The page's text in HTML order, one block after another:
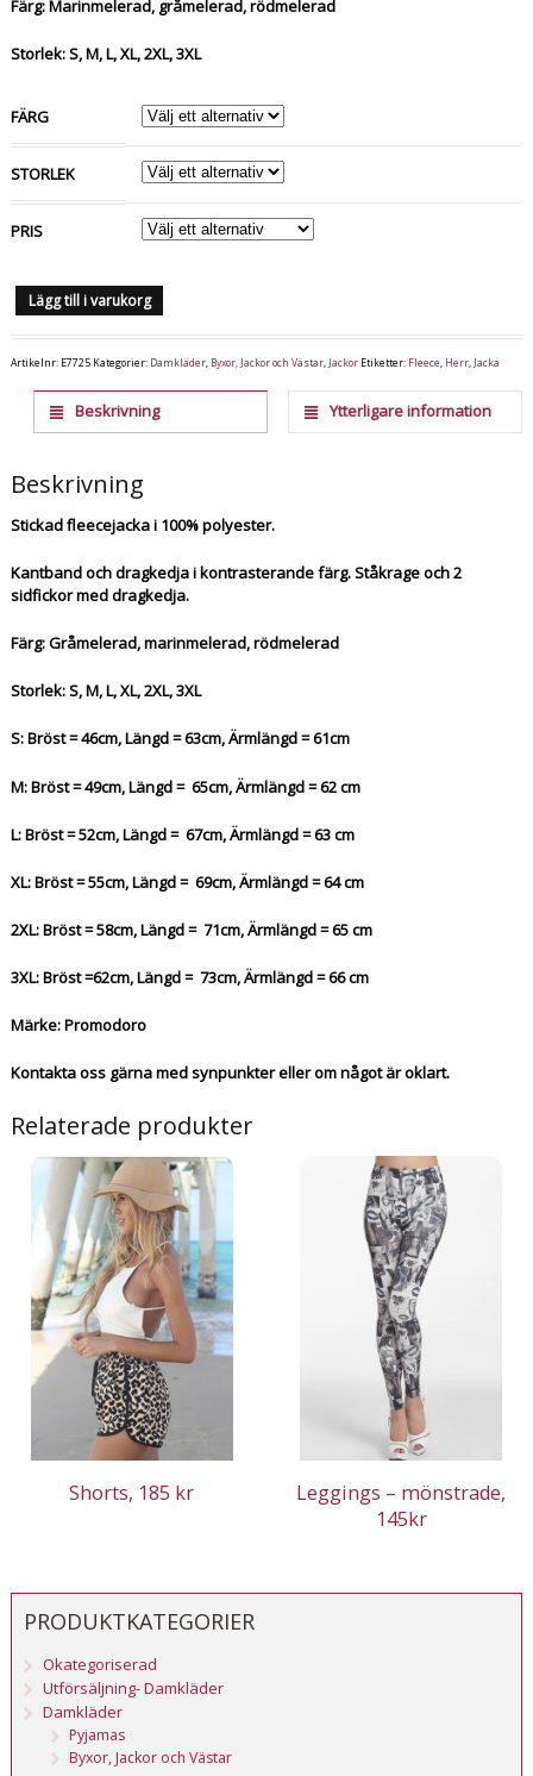
Färg: Marinmelerad, gråmelerad, rödmelerad
Storlek: S, M, L, XL, 2XL, 3XL
FÄRG
STORLEK
PRIS
Lägg till i varukorg
Artikelnr: E7725 Kategorier: Damkläder, Byxor, Jackor och Västar, Jackor Etiketter: Fleece, Herr, Jacka
Beskrivning Ytterligare information
Beskrivning
Stickad fleecejacka i 100% polyester.
Kantband och dragkedja i kontrasterande färg. Ståkrage och 2
sidfickor med dragkedja.
Färg: Gråmelerad, marinmelerad, rödmelerad
Storlek: S, M, L, XL, 2XL, 3XL
S: Bröst = 46cm, Längd = 63cm, Ärmlängd = 61cm
M: Bröst = 49cm, Längd = 65cm, Ärmlängd = 62 cm
L: Bröst = 52cm, Längd = 67cm, Ärmlängd = 63 cm
XL: Bröst = 55cm, Längd = 69cm, Ärmlängd = 64 cm
2XL: Bröst = 58cm, Längd = 71cm, Ärmlängd = 65 cm
3XL: Bröst =62cm, Längd = 73cm, Ärmlängd = 66 cm
Märke: Promodoro
Kontakta oss gärna med synpunkter eller om något är oklart.
Relaterade produkter
Shorts, 185 kr
Leggings – mönstrade,
145kr
PRODUKTKATEGORIER
Okategoriserad
Utförsäljning- Damkläder
Damkläder
Pyjamas
Byxor, Jackor och Västar